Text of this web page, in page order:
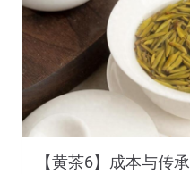
【黄茶6】成本与传承